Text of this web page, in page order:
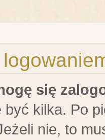
się
być kilka. Po
nie, to